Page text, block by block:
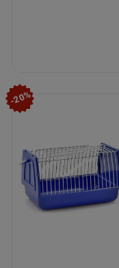
-20%